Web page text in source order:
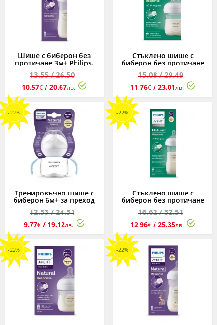
Шише с биберон без
протичане 3м+ Philips-
Avent Natural Response
3.0, 330мл
13.55/ 26.50
10.57€ / 20.67лв.
Стъклено шише с
биберон без протичане
0м+ Philips-Avent Natural
Response 3.0, 120мл
15.08/ 29.49
11.76€ / 23.01лв.
-22%
Тренировъчно шише с
биберон 6м+ за преход
към чаша Philips-Avent
Natural Response 3.0,
150мл
12.53/ 24.51
9.77€ / 19.12лв.
-22%
Стъклено шише с
биберон без протичане
1м+ Philips-Avent Natural
Response 3.0, 240мл
16.62/ 32.51
12.96€ / 25.35лв.
-22% -22%